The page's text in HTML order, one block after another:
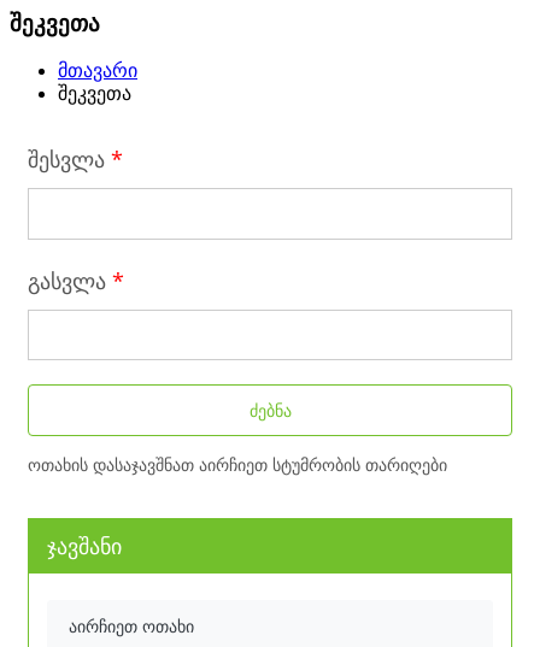
შეკვეთა
მთავარი
შეკვეთა